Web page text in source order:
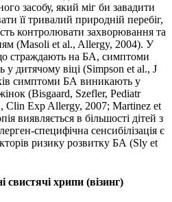
засобу, який міг би завадити
її тривалий природній перебіг,
контролювати захворювання та
(Masoli et al., Allergy, 2004). У
страждають на БА, симптоми
дитячому віці (Simpson et al., J
симптоми БА виникають у
(Bisgaard, Szefler, Pediatr
Clin Exp Allergy, 2007; Martinez et
виявляється в більшості дітей з
специфічна сенсибілізація є
ризику розвитку БА (Sly et
свистячі хрипи (візинг)